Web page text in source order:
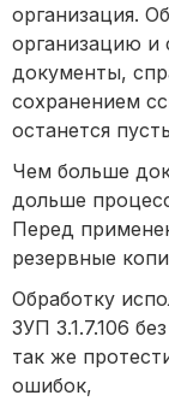
организация.
организацию и
документы,
сохранением
останется
Чем больше
дольше
Перед
резервные
Обработку
ЗУП 3.1.7.106
так же
ошибок,